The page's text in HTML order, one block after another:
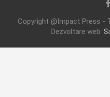
Copyright @Impact Press -
Dezvoltare web: